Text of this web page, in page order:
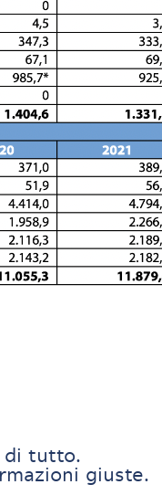
di tutto.
giuste.